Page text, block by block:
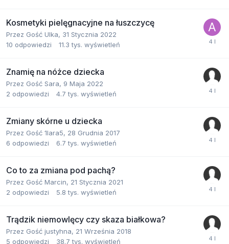
Kosmetyki pielęgnacyjne na łuszczycę
Przez Gość Ulka, 31 Stycznia 2022
10 odpowiedzi 11.3 tys. wyświetleń
Znamię na nóżce dziecka
Przez Gość Sara, 9 Maja 2022
2 odpowiedzi 4.7 tys. wyświetleń
Zmiany skórne u dziecka
Przez Gość 1lara5, 28 Grudnia 2017
6 odpowiedzi 6.7 tys. wyświetleń
Co to za zmiana pod pachą?
Przez Gość Marcin, 21 Stycznia 2021
2 odpowiedzi 5.8 tys. wyświetleń
Trądzik niemowlęcy czy skaza białkowa?
Przez Gość justyhna, 21 Września 2018
5 odpowiedzi 38.7 tys. wyświetleń